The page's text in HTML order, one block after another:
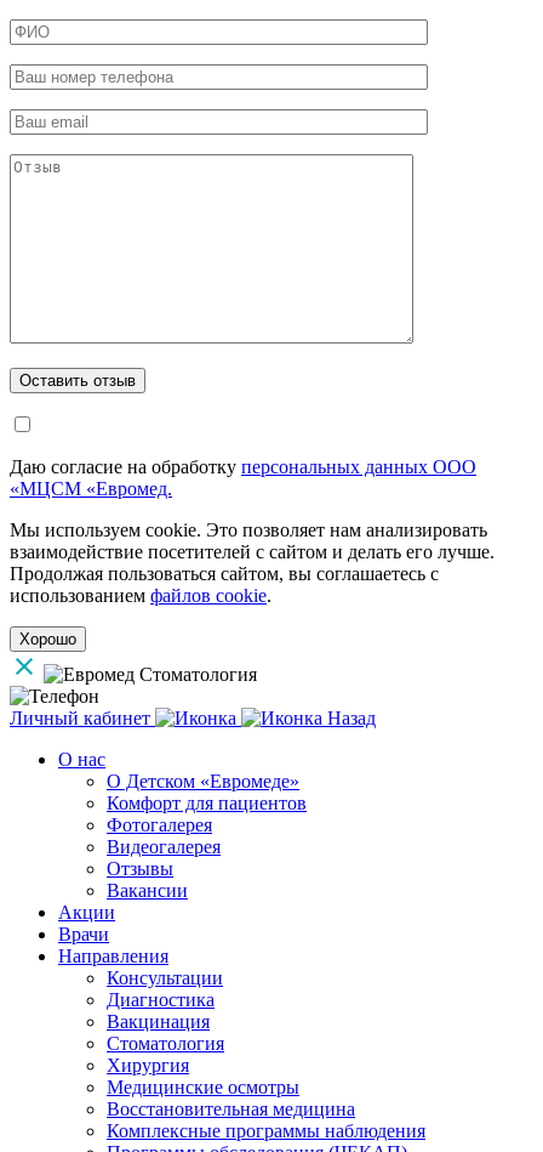
Даю согласие на обработку персональных данных ООО
«МЦСМ «Евромед.
Мы используем cookie. Это позволяет нам анализировать
взаимодействие посетителей с сайтом и делать его лучше.
Продолжая пользоваться сайтом, вы соглашаетесь с
использованием файлов cookie.
Хорошо
Личный кабинет
Назад
О нас
О Детском «Евромеде»
Комфорт для пациентов
Фотогалерея
Видеогалерея
Отзывы
Вакансии
Акции
Врачи
Направления
Консультации
Диагностика
Вакцинация
Стоматология
Хирургия
Медицинские осмотры
Восстановительная медицина
Комплексные программы наблюдения